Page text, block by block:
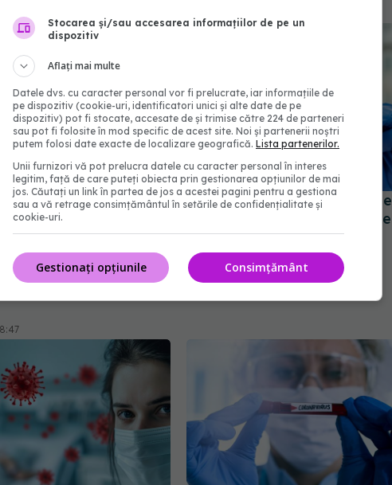
Doina Pleșca: Există o
legată de
Nu este obligatorie,
să ne sporim spiritul
prezentăm corect
și plusurile fiecărui
JN.1, noua tulpină COVID. Se
răspândește rapid. Ce se știe
despre aceasta
22 dec 2023, 20:57
Stocarea și/sau accesarea informațiilor de pe un
dispozitiv
Aflați mai multe
Datele dvs. cu caracter personal vor fi prelucrate, iar informațiile de
pe dispozitiv (cookie-uri, identificatori unici și alte date de pe
dispozitiv) pot fi stocate, accesate de și trimise către 224 de parteneri
sau pot fi folosite în mod specific de acest site. Noi și partenerii noștri
putem folosi date exacte de localizare geografică. Lista partenerilor.
Unii furnizori vă pot prelucra datele cu caracter personal în interes
legitim, față de care puteți obiecta prin gestionarea opțiunilor de mai
jos. Căutați un link în partea de jos a acestei pagini pentru a gestiona
sau a vă retrage consimțământul în setările de confidențialitate și
cookie-uri.
Consimțământ
Gestionați opțiunile